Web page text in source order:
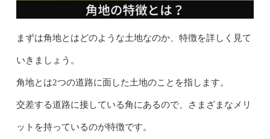
まずは角地とはどのような土地なのか、特徴を詳しく見て
いきましょう。
角地とは2つの道路に面した土地のことを指します。
交差する道路に接している角にあるので、さまざまなメリ
ットを持っているのが特徴です。